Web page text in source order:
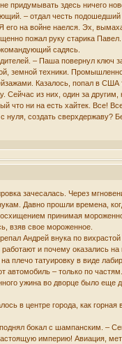
придумывать здесь ничего
– отдал честь
на войне наелся. Эх,
пожал руку старика Павел.
садясь.
– Паша повернул ключ
земной техники.
Казалось, попал в
Сейчас из них, один за
что ни на есть хайтек. Все!
нуля, создать
зачесалась. Через
Давно прошли времена,
принимая
взяв свое мороженное.
Андрей внука по вихрастой
и почему оказались
плечо татуировку в виде
автомобиль – только по частям.
ужина во дворце было еще
в центре города, как
бокал с шампанским. –
империю! Авиация,